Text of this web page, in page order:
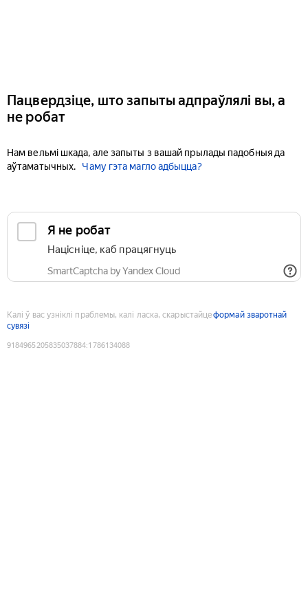
Пацвердзіце, што запыты адпраўлялі вы, а
не робат
Нам вельмі шкада, але запыты з вашай прылады падобныя да
аўтаматычных.
Чаму гэта магло адбыцца?
Я не робат
Націсніце, каб працягнуць
SmartCaptcha by Yandex Cloud
Калі ў вас узніклі праблемы, калі ласка, скарыстайцеформай зваротнай
сувязі
9184965205835037884:1786134088